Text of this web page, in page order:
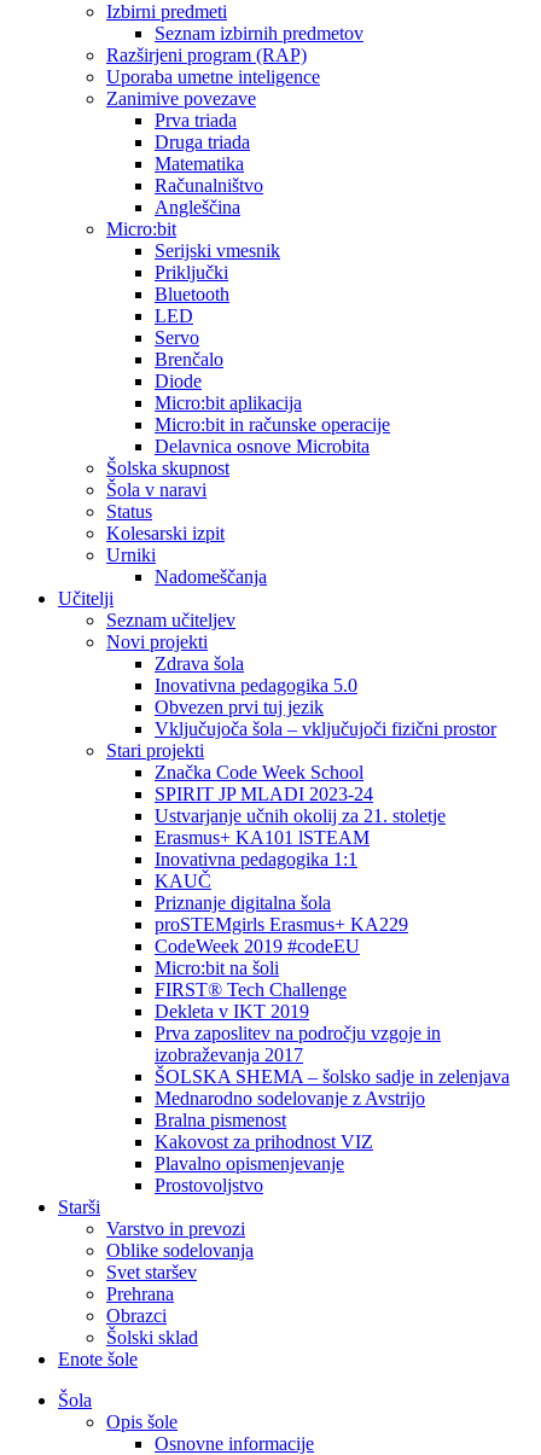
Izbirni predmeti
Seznam izbirnih predmetov
Razširjeni program (RAP)
Uporaba umetne inteligence
Zanimive povezave
Prva triada
Druga triada
Matematika
Računalništvo
Angleščina
Micro:bit
Serijski vmesnik
Priključki
Bluetooth
LED
Servo
Brenčalo
Diode
Micro:bit aplikacija
Micro:bit in računske operacije
Delavnica osnove Microbita
Šolska skupnost
Šola v naravi
Status
Kolesarski izpit
Urniki
Nadomeščanja
Učitelji
Seznam učiteljev
Novi projekti
Zdrava šola
Inovativna pedagogika 5.0
Obvezen prvi tuj jezik
Vključujoča šola – vključujoči fizični prostor
Stari projekti
Značka Code Week School
SPIRIT JP MLADI 2023-24
Ustvarjanje učnih okolij za 21. stoletje
Erasmus+ KA101 lSTEAM
Inovativna pedagogika 1:1
KAUČ
Priznanje digitalna šola
proSTEMgirls Erasmus+ KA229
CodeWeek 2019 #codeEU
Micro:bit na šoli
FIRST® Tech Challenge
Dekleta v IKT 2019
Prva zaposlitev na področju vzgoje in
izobraževanja 2017
ŠOLSKA SHEMA – šolsko sadje in zelenjava
Mednarodno sodelovanje z Avstrijo
Bralna pismenost
Kakovost za prihodnost VIZ
Plavalno opismenjevanje
Prostovoljstvo
Starši
Varstvo in prevozi
Oblike sodelovanja
Svet staršev
Prehrana
Obrazci
Šolski sklad
Enote šole
Šola
Opis šole
Osnovne informacije